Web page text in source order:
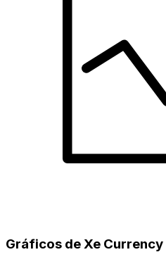
Gráficos de Xe Currency